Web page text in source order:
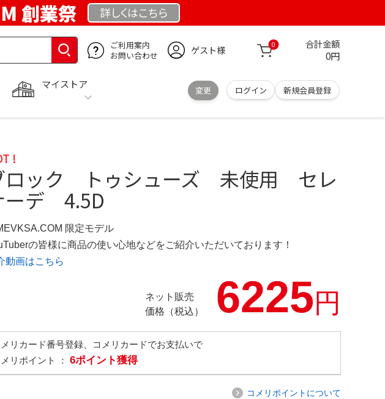
創業祭 詳しくはこちら
ご利用案内
お問い合わせ
ゲスト様 0 合計金額
0円
マイストア
変更 ログイン 新規会員登録
!
ロック トゥシューズ 未使用 セレ
ーデ 4.5D
限定モデル
の皆様に商品の使い心地などをご紹介いただいております！
動画はこちら
ネット販売
価格（税込）
6225円
メリカード番号登録、コメリカードでお支払いで
リポイント ： 6ポイント獲得
コメリポイントについて